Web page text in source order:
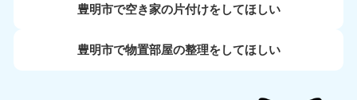
豊明市で空き家の片付けをしてほしい
豊明市で物置部屋の整理をしてほしい